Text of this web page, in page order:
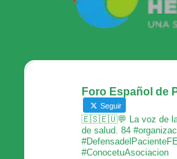
Foro Español de
Seguir
🇪🇸🇪🇺💬 La voz de la
de salud. 84
#ConocetuAsociacion